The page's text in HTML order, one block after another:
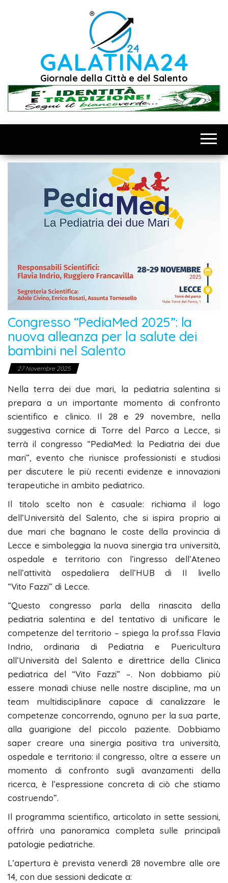
GALATINA24
Giornale della Città e del Salento
Congresso “PediaMed 2025”: la
nuova alleanza per la salute dei
bambini nel Salento
27 Novembre 2025
Nella terra dei due mari, la pediatria salentina si
prepara a un importante momento di confronto
scientifico e clinico. Il 28 e 29 novembre, nella
suggestiva cornice di Torre del Parco a Lecce, si
terrà il congresso “PediaMed: la Pediatria dei due
mari”, evento che riunisce professionisti e studiosi
per discutere le più recenti evidenze e innovazioni
terapeutiche in ambito pediatrico.
Il titolo scelto non è casuale: richiama il logo
dell’Università del Salento, che si ispira proprio ai
due mari che bagnano le coste della provincia di
Lecce e simboleggia la nuova sinergia tra università,
ospedale e territorio con l’ingresso dell’Ateneo
nell’attività ospedaliera dell’HUB di II livello
“Vito Fazzi” di Lecce.
“Questo congresso parla della rinascita della
pediatria salentina e del tentativo di unificare le
competenze del territorio – spiega la prof.ssa Flavia
Indrio, ordinaria di Pediatria e Puericultura
all’Università del Salento e direttrice della Clinica
pediatrica del “Vito Fazzi” –. Non dobbiamo più
essere monadi chiuse nelle nostre discipline, ma un
team multidisciplinare capace di canalizzare le
competenze concorrendo, ognuno per la sua parte,
alla guarigione del piccolo paziente. Dobbiamo
saper creare una sinergia positiva tra università,
ospedale e territorio: il congresso, oltre a essere un
momento di confronto sugli avanzamenti della
ricerca, è l’espressione concreta di ciò che stiamo
costruendo”.
Il programma scientifico, articolato in sette sessioni,
offrirà una panoramica completa sulle principali
patologie pediatriche.
L’apertura è prevista venerdì 28 novembre alle ore
14, con due sessioni dedicate a: